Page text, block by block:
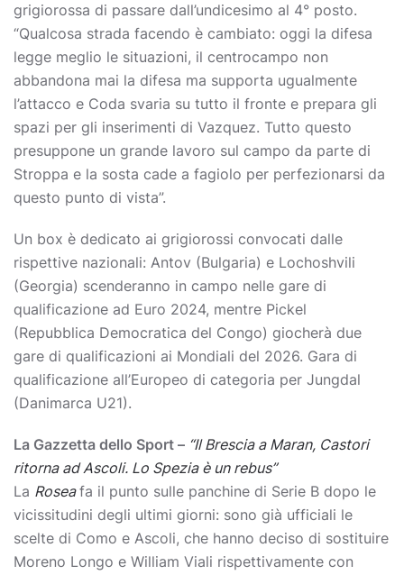
grigiorossa di passare dall’undicesimo al 4° posto.
“Qualcosa strada facendo è cambiato: oggi la difesa
legge meglio le situazioni, il centrocampo non
abbandona mai la difesa ma supporta ugualmente
l’attacco e Coda svaria su tutto il fronte e prepara gli
spazi per gli inserimenti di Vazquez. Tutto questo
presuppone un grande lavoro sul campo da parte di
Stroppa e la sosta cade a fagiolo per perfezionarsi da
questo punto di vista”.
Un box è dedicato ai grigiorossi convocati dalle
rispettive nazionali: Antov (Bulgaria) e Lochoshvili
(Georgia) scenderanno in campo nelle gare di
qualificazione ad Euro 2024, mentre Pickel
(Repubblica Democratica del Congo) giocherà due
gare di qualificazioni ai Mondiali del 2026. Gara di
qualificazione all’Europeo di categoria per Jungdal
(Danimarca U21).
La Gazzetta dello Sport – “Il Brescia a Maran, Castori
ritorna ad Ascoli. Lo Spezia è un rebus”
La Roseafa il punto sulle panchine di Serie B dopo le
vicissitudini degli ultimi giorni: sono già ufficiali le
scelte di Como e Ascoli, che hanno deciso di sostituire
Moreno Longo e William Viali rispettivamente con